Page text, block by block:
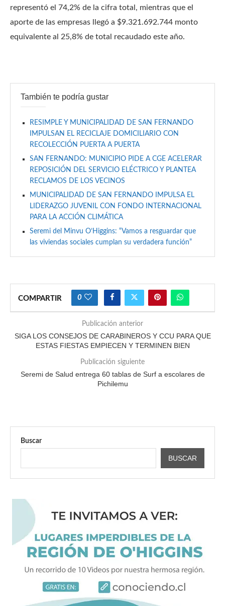
representó el 74,2% de la cifra total, mientras que el
aporte de las empresas llegó a $9.321.692.744 monto
equivalente al 25,8% de total recaudado este año.
También te podría gustar
RESIMPLE Y MUNICIPALIDAD DE SAN FERNANDO
IMPULSAN EL RECICLAJE DOMICILIARIO CON
RECOLECCIÓN PUERTA A PUERTA
SAN FERNANDO: MUNICIPIO PIDE A CGE ACELERAR
REPOSICIÓN DEL SERVICIO ELÉCTRICO Y PLANTEA
RECLAMOS DE LOS VECINOS
MUNICIPALIDAD DE SAN FERNANDO IMPULSA EL
LIDERAZGO JUVENIL CON FONDO INTERNACIONAL
PARA LA ACCIÓN CLIMÁTICA
Seremi del Minvu O’Higgins: “Vamos a resguardar que
las viviendas sociales cumplan su verdadera función”
COMPARTIR 0
Publicación anterior
SIGA LOS CONSEJOS DE CARABINEROS Y CCU PARA QUE
ESTAS FIESTAS EMPIECEN Y TERMINEN BIEN
Publicación siguiente
Seremi de Salud entrega 60 tablas de Surf a escolares de
Pichilemu
Buscar
BUSCAR